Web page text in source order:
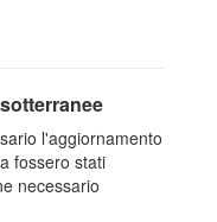
l'aggiornamento
fossero stati
necessario